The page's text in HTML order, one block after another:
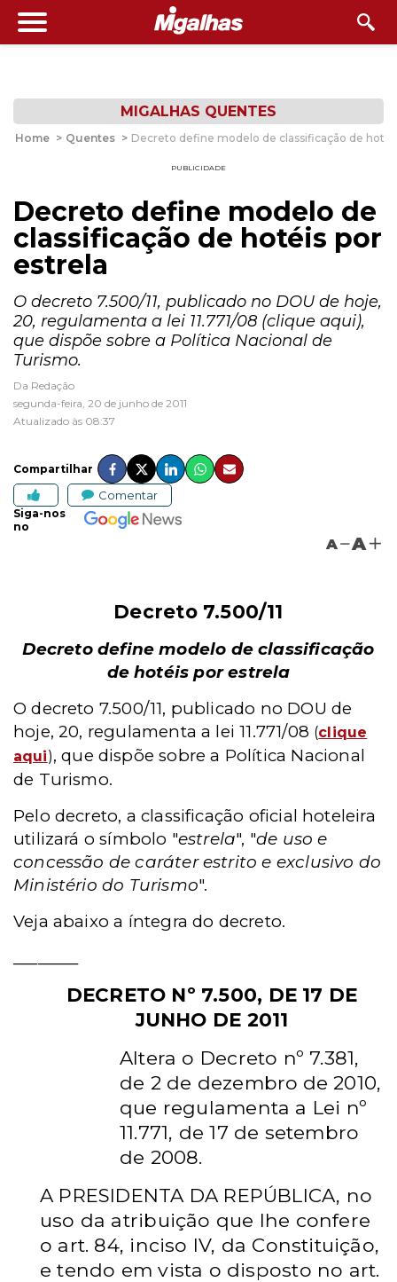
MIGALHAS QUENTES
Home > Quentes > Decreto define modelo de classificação de
PUBLICIDADE
Decreto define modelo de
classificação de hotéis por
estrela
O decreto 7.500/11, publicado no DOU de hoje,
20, regulamenta a lei 11.771/08 (clique aqui),
que dispõe sobre a Política Nacional de
Turismo.
Da Redação
segunda-feira, 20 de junho de 2011
Atualizado às 08:37
Compartilhar
Comentar
Siga-nos
no
A A
Decreto 7.500/11
Decreto define modelo de classificação
de hotéis por estrela
O decreto 7.500/11, publicado no DOU de
hoje, 20, regulamenta a lei 11.771/08 (clique
aqui), que dispõe sobre a Política Nacional
de Turismo.
Pelo decreto, a classificação oficial hoteleira
utilizará o símbolo "estrela", "de uso e
concessão de caráter estrito e exclusivo do
Ministério do Turismo".
Veja abaixo a íntegra do decreto.
DECRETO Nº 7.500, DE 17 DE
JUNHO DE 2011
Altera o Decreto nº 7.381,
de 2 de dezembro de 2010,
que regulamenta a Lei nº
11.771, de 17 de setembro
de 2008.
A PRESIDENTA DA REPÚBLICA, no
uso da atribuição que lhe confere
o art. 84, inciso IV, da Constituição,
e tendo em vista o disposto no art.